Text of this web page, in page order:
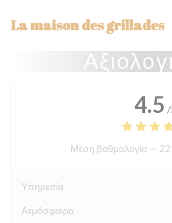
La maison des grillades
4.5 /
Μέση βαθμολογία —
Υπηρεσία
Ατμόσφαιρα